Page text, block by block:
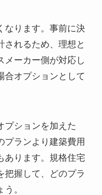
なります。事前に決
されるため、理想と
メーカー側が対応し
合オプションとして
プションを加えた
プランより建築費用
あります。規格住宅
把握して、どのプラ
。